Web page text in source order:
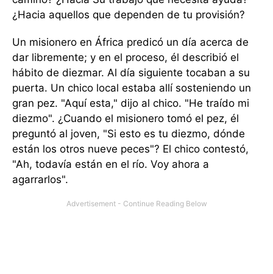
¿Hacia aquellos que dependen de tu provisión?
Un misionero en África predicó un día acerca de
dar libremente; y en el proceso, él describió el
hábito de diezmar. Al día siguiente tocaban a su
puerta. Un chico local estaba allí sosteniendo un
gran pez. "Aquí esta," dijo al chico. "He traído mi
diezmo". ¿Cuando el misionero tomó el pez, él
preguntó al joven, "Si esto es tu diezmo, dónde
están los otros nueve peces"? El chico contestó,
"Ah, todavía están en el río. Voy ahora a
agarrarlos".